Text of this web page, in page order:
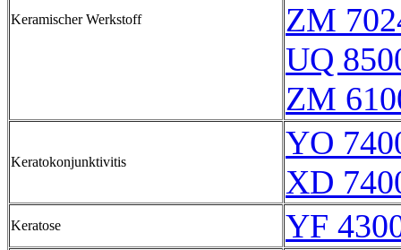
Keramischer Werkstoff
ZM
UQ
ZM
Keratokonjunktivitis
YO
XD
Keratose YF